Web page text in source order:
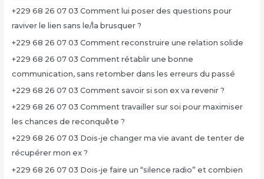
+229 68 26 07 03 Comment lui poser des questions pour
raviver le lien sans le/la brusquer ?
+229 68 26 07 03 Comment reconstruire une relation solide
+229 68 26 07 03 Comment rétablir une bonne
communication, sans retomber dans les erreurs du passé
+229 68 26 07 03 Comment savoir si son ex va revenir ?
+229 68 26 07 03 Comment travailler sur soi pour maximiser
les chances de reconquête ?
+229 68 26 07 03 Dois-je changer ma vie avant de tenter de
récupérer mon ex ?
+229 68 26 07 03 Dois-je faire un “silence radio” et combien